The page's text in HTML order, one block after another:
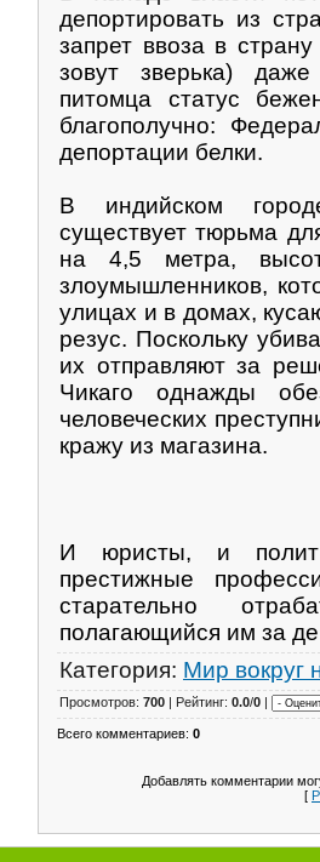
депортировать из
запрет ввоза в
зовут зверька)
питомца статус
благополучно:
депортации белки.
В индийском
существует тюрьма
на 4,5 метра,
злоумышленников,
улицах и в домах,
резус. Поскольку
их отправляют за
Чикаго однажды
человеческих
кражу из магазина.
И юристы, и
престижные
старательно
полагающийся им за
Категория: Мир вокруг
Просмотров: 700 | Рейтинг: 0.0/0 |
Всего комментариев: 0
Добавлять комментарии
[